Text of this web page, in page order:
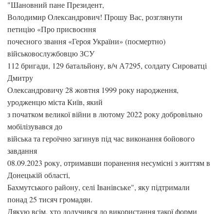
"Шановний пане Президент,
Володимир Олександрович! Прошу Вас, розглянути
петицію «Про присвоєння
почесного звання «Героя України» (посмертно)
військовослужбовцю ЗСУ
112 бригади, 129 батальйону, в/ч А7295, солдату Сироватці
Дмитру
Олександровичу 28 жовтня 1999 року народження,
уродженцю міста Київ, який
з початком великої війни в лютому 2022 року добровільно
мобілізувався до
війська та героїчно загинув під час виконання бойового
завдання
08.09.2023 року, отримавши поранення несумісні з життям в
Донецькій області,
Бахмутського району, селі Іванівське", яку підтримали
понад 25 тисяч громадян.
Дякую всім, хто долучився до використання такої форми